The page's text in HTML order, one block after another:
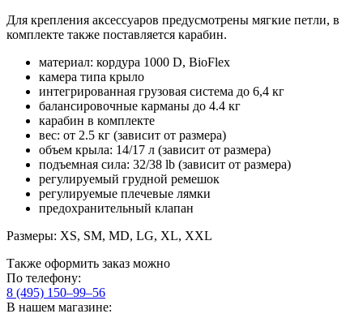
Для крепления аксессуаров предусмотрены мягкие петли, в
комплекте также поставляется карабин.
материал: кордура 1000 D, BioFlex
камера типа крыло
интегрированная грузовая система до 6,4 кг
балансировочные карманы до 4.4 кг
карабин в комплекте
вес: от 2.5 кг (зависит от размера)
объем крыла: 14/17 л (зависит от размера)
подъемная сила: 32/38 lb (зависит от размера)
регулируемый грудной ремешок
регулируемые плечевые лямки
предохранительный клапан
Размеры: XS, SM, MD, LG, XL, XXL
Также оформить заказ можно
По телефону:
8 (495) 150–99–56
В нашем магазине: